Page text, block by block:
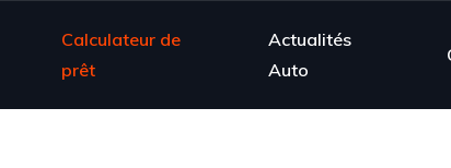
Calculateur de
prêt
Actualités
Auto